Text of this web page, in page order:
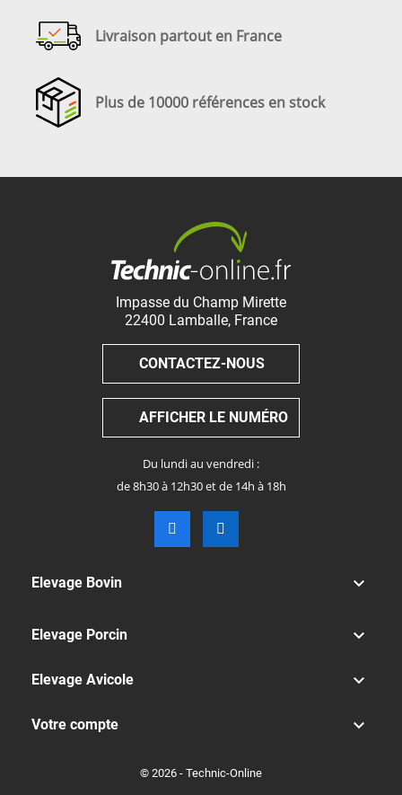
Livraison partout en France
Plus de 10000 références en stock
Impasse du Champ Mirette
22400 Lamballe, France
CONTACTEZ-NOUS
AFFICHER LE NUMÉRO
Du lundi au vendredi :
de 8h30 à 12h30 et de 14h à 18h
Elevage Bovin 
Elevage Porcin 
Elevage Avicole 
Votre compte 
© 2026 - Technic-Online